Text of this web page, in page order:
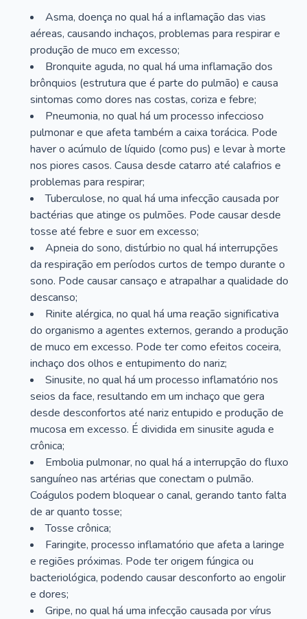
Asma, doença no qual há a inflamação das vias
aéreas, causando inchaços, problemas para respirar e
produção de muco em excesso;
Bronquite aguda, no qual há uma inflamação dos
brônquios (estrutura que é parte do pulmão) e causa
sintomas como dores nas costas, coriza e febre;
Pneumonia, no qual há um processo infeccioso
pulmonar e que afeta também a caixa torácica. Pode
haver o acúmulo de líquido (como pus) e levar à morte
nos piores casos. Causa desde catarro até calafrios e
problemas para respirar;
Tuberculose, no qual há uma infecção causada por
bactérias que atinge os pulmões. Pode causar desde
tosse até febre e suor em excesso;
Apneia do sono, distúrbio no qual há interrupções
da respiração em períodos curtos de tempo durante o
sono. Pode causar cansaço e atrapalhar a qualidade do
descanso;
Rinite alérgica, no qual há uma reação significativa
do organismo a agentes externos, gerando a produção
de muco em excesso. Pode ter como efeitos coceira,
inchaço dos olhos e entupimento do nariz;
Sinusite, no qual há um processo inflamatório nos
seios da face, resultando em um inchaço que gera
desde desconfortos até nariz entupido e produção de
mucosa em excesso. É dividida em sinusite aguda e
crônica;
Embolia pulmonar, no qual há a interrupção do fluxo
sanguíneo nas artérias que conectam o pulmão.
Coágulos podem bloquear o canal, gerando tanto falta
de ar quanto tosse;
Tosse crônica;
Faringite, processo inflamatório que afeta a laringe
e regiões próximas. Pode ter origem fúngica ou
bacteriológica, podendo causar desconforto ao engolir
e dores;
Gripe, no qual há uma infecção causada por vírus